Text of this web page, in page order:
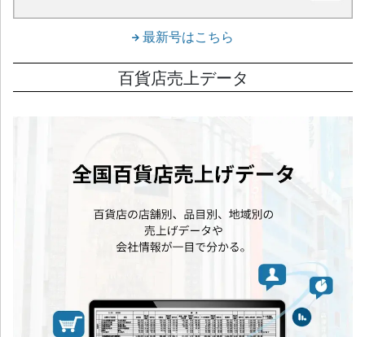
最新号はこちら
百貨店売上データ